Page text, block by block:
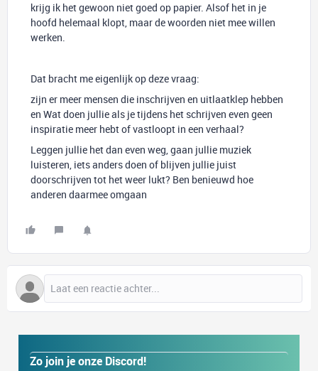
krijg ik het gewoon niet goed op papier. Alsof het in je
hoofd helemaal klopt, maar de woorden niet mee willen
werken.
Dat bracht me eigenlijk op deze vraag:
zijn er meer mensen die inschrijven en uitlaatklep hebben
en Wat doen jullie als je tijdens het schrijven even geen
inspiratie meer hebt of vastloopt in een verhaal?
Leggen jullie het dan even weg, gaan jullie muziek
luisteren, iets anders doen of blijven jullie juist
doorschrijven tot het weer lukt? Ben benieuwd hoe
anderen daarmee omgaan
Zo join je onze Discord!